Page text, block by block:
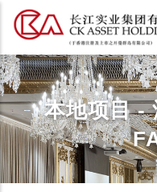
主
要
内
容
本地项目 -